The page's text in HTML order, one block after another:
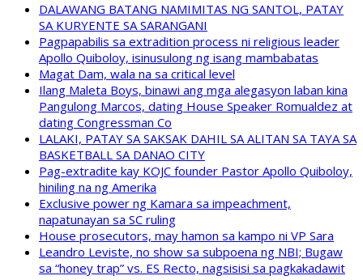
DALAWANG BATANG NAMIMITAS NG SANTOL, PATAY
SA KURYENTE SA SARANGANI
Pagpapabilis sa extradition process ni religious leader
Apollo Quiboloy, isinusulong ng isang mambabatas
Magat Dam, wala na sa critical level
Ilang Maleta Boys, binawi ang mga alegasyon laban kina
Pangulong Marcos, dating House Speaker Romualdez at
dating Congressman Co
LALAKI, PATAY SA SAKSAK DAHIL SA ALITAN SA TAYA SA
BASKETBALL SA DANAO CITY
Pag-extradite kay KOJC founder Pastor Apollo Quiboloy,
hiniling na ng Amerika
Exclusive power ng Kamara sa impeachment,
napatunayan sa SC ruling
House prosecutors, may hamon sa kampo ni VP Sara
Leandro Leviste, no show sa subpoena ng NBI; Bugaw
sa “honey trap” vs. ES Recto, nagsisisi sa pagkakadawit